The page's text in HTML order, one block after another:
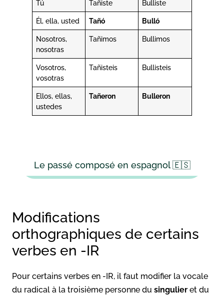
Tú Tañiste Bulliste
Él, ella, usted Tañó Bulló
Nosotros,
nosotras
Tañimos Bullimos
Vosotros,
vosotras
Tañisteis Bullisteis
Ellos, ellas,
ustedes
Tañeron Bulleron
Le passé composé en espagnol 🇪🇸
Modifications
orthographiques de certains
verbes en -IR
Pour certains verbes en -IR, il faut modifier la vocale
du radical à la troisième personne du singulier et du